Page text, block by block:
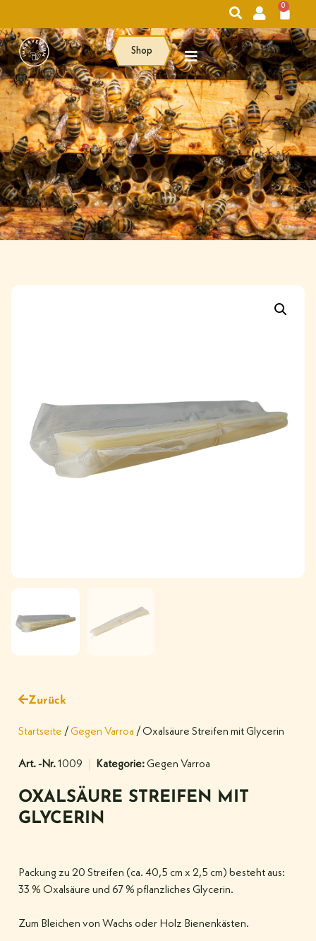
0
Shop
Zurück
Startseite /Gegen Varroa / Oxalsäure Streifen mit Glycerin
Art. -Nr.1009 Kategorie:Gegen Varroa
OXALSÄURE STREIFEN MIT
GLYCERIN
Packung zu 20 Streifen (ca. 40,5 cm x 2,5 cm) besteht aus:
33 % Oxalsäure und 67 % pflanzliches Glycerin.
Zum Bleichen von Wachs oder Holz Bienenkästen.